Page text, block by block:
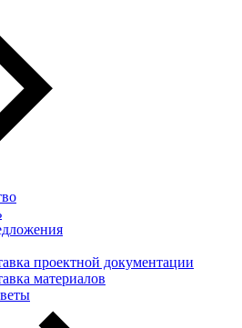
проектной документации
материалов